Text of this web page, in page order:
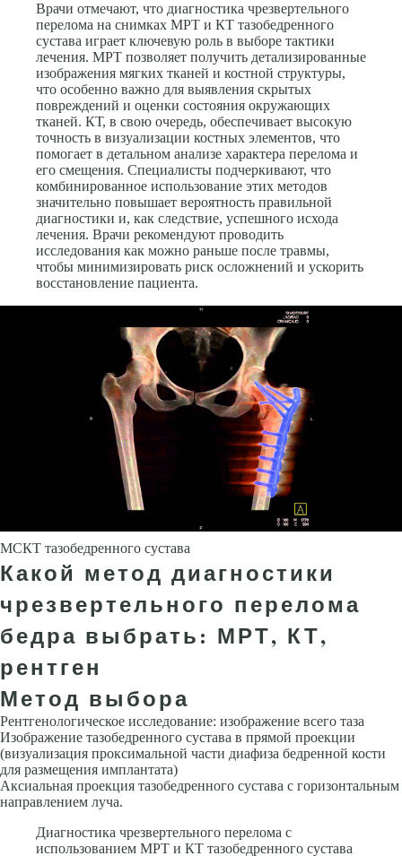
Врачи отмечают, что диагностика чрезвертельного
перелома на снимках МРТ и КТ тазобедренного
сустава играет ключевую роль в выборе тактики
лечения. МРТ позволяет получить детализированные
изображения мягких тканей и костной структуры,
что особенно важно для выявления скрытых
повреждений и оценки состояния окружающих
тканей. КТ, в свою очередь, обеспечивает высокую
точность в визуализации костных элементов, что
помогает в детальном анализе характера перелома и
его смещения. Специалисты подчеркивают, что
комбинированное использование этих методов
значительно повышает вероятность правильной
диагностики и, как следствие, успешного исхода
лечения. Врачи рекомендуют проводить
исследования как можно раньше после травмы,
чтобы минимизировать риск осложнений и ускорить
восстановление пациента.
МСКТ тазобедренного сустава
Какой метод диагностики
чрезвертельного перелома
бедра выбрать: МРТ, КТ,
рентген
Метод выбора
Рентгенологическое исследование: изображение всего таза
Изображение тазобедренного сустава в прямой проекции
(визуализация проксимальной части диафиза бедренной кости
для размещения имплантата)
Аксиальная проекция тазобедренного сустава с горизонтальным
направлением луча.
Диагностика чрезвертельного перелома с
использованием МРТ и КТ тазобедренного сустава